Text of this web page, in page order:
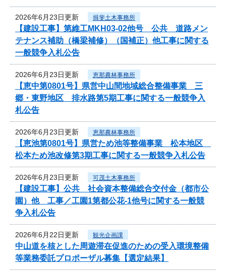
2026年6月23日更新 揖斐土木事務所
【建設工事】第維工MKH03-02他号 公共 道路メン
テナンス補助（橋梁補修）（国補正）他工事に関する
一般競争入札公告
2026年6月23日更新 恵那農林事務所
【恵中第0801号】県営中山間地域総合整備事業 三
郷・東野地区 排水路第5期工事に関する一般競争入
札公告
2026年6月23日更新 恵那農林事務所
【恵池第0801号】県営ため池等整備事業 松本地区
松本ため池改修第3期工事に関する一般競争入札公告
2026年6月23日更新 可茂土木事務所
【建設工事】公共 社会資本整備総合交付金（都市公
園）他 工事／工園1第都公花-1他号に関する一般競
争入札公告
2026年6月22日更新 観光企画課
中山道を核とした周遊滞在促進のための受入環境整備
等業務委託プロポーザル募集【選定結果】